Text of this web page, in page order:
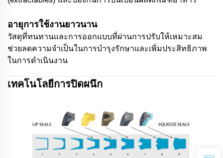
อายุการใช้งานยาวนาน
วัสดุที่ทนทานและการออกแบบที่ผ่านการปรับให้เหมาะสม
ช่วยลดความจำเป็นในการบำรุงรักษาและเพิ่มประสิทธิภาพ
ในการดำเนินงาน
เทคโนโลยีการปิดผนึก